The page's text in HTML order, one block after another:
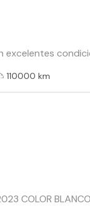
excelentes
110000 km
COLOR